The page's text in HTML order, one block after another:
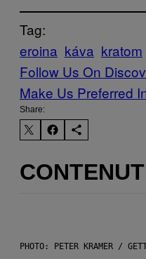
Tag:
eroina káva kratom
Follow Us On
Make Us Preferred
Share:
PHOTO: PETER KRAMER /